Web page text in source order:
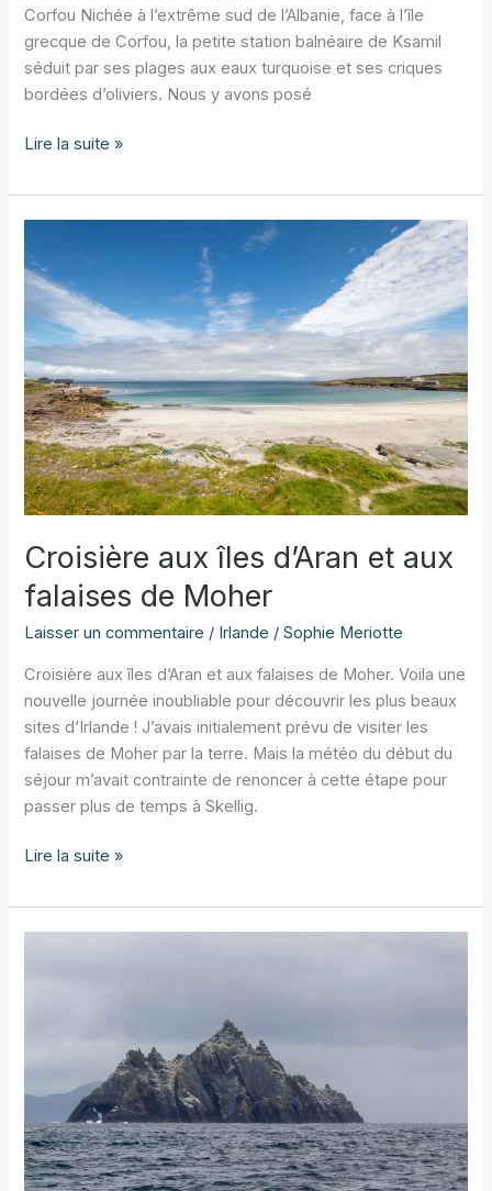
Corfou Nichée à l’extrême sud de l’Albanie, face à l’île
grecque de Corfou, la petite station balnéaire de Ksamil
séduit par ses plages aux eaux turquoise et ses criques
bordées d’oliviers. Nous y avons posé
Entre
cristallines
de
et
patrimoine
parc
national
de
Butrint
Lire la suite »
Croisière aux îles d’Aran et aux
falaises de Moher
Laisser un commentaire / Irlande /Sophie Meriotte
Croisière aux îles d’Aran et aux falaises de Moher. Voila une
nouvelle journée inoubliable pour découvrir les plus beaux
sites d’Irlande ! J’avais initialement prévu de visiter les
falaises de Moher par la terre. Mais la météo du début du
séjour m’avait contrainte de renoncer à cette étape pour
passer plus de temps à Skellig.
Croisière
îles
d’Aran
Lire la suite »